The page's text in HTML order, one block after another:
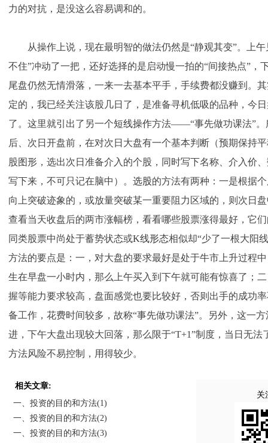
力的对抗，是没这么容易调和的。
从操作上说，现在最明智的做法仍然是“静观其变”。上午
不住”冲动了一把，还好选择的是启动慢一拍的“间接热点”，
尾盘仍然无情滑落，一来一去基本平手，手续费都没赚到。
定的，我已经关注该股几日了，是准备寻机低吸的品种，今
了。这里就引出了另一个短线操作方法——“事先做功课法”。
后、次日开盘前，在对次日大盘有一个基本判断（预期保持
股图形，选出次日准备介入的个股，同时写下名称、介入价
写下来，不可只记在脑中）。 选股的方法有两种：一是根据
向上突破迹象的，或放量突破某一重要阻力区域的，则次日
查看当天收盘后的两市涨幅榜，看看哪些股票涨得最好，它
同类股票中尚处于蓄势状态或K线形态相似却“少了一根大阳
方法的要点是：一，对大盘的要求最好是处于牛市上升过程
生在早盘一小时内，那么上午买入到下午就可能有惊喜了；
握等能力要求较高，盘面感觉也要比较好，否则出手的成功
备工作，花费时间较多，故称“事先做功课法”。另外，这一
进，下午大盘出现较大回落，那么限于“T+1”制度，当日无
方法风险不易控制，用得较少。
相关文章:
一、投资的目的和方法(1)
一、投资的目的和方法(2)
一、投资的目的和方法(3)
关